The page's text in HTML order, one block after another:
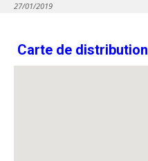
27/01/2019
Carte de distribution